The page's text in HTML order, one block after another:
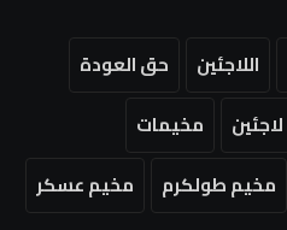
اللاجئين
حق العودة
لاجئين
مخيمات
مخيم طولكرم
مخيم عسكر